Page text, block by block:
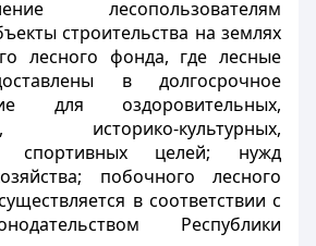
лесопользователям
строительства на землях
лесного фонда, где лесные
в долгосрочное
для оздоровительных,
историко-культурных,
спортивных целей; нужд
побочного лесного
в соответствии с
Республики